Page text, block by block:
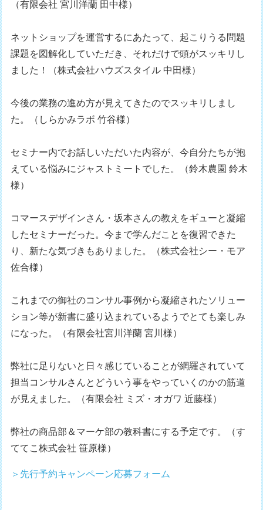
（有限会社 宮川洋蘭 田中様）
ネットショップを運営するにあたって、起こりうる問題
課題を図解化していただき、それだけで頭がスッキリし
ました！（株式会社ハウズスタイル 中田様）
今後の業務の進め方が見えてきたのでスッキリしまし
た。（しらかみラボ 竹谷様）
セミナー内でお話しいただいた内容が、今自分たちが抱
えている悩みにジャストミートでした。（鈴木農園 鈴木
様）
コマースデザインさん・坂本さんの教えをギューと凝縮
したセミナーだった。今まで学んだことを復習できた
り、新たな気づきもありました。（株式会社シー・モア
佐合様）
これまでの御社のコンサル事例から凝縮されたソリュー
ション等が新書に盛り込まれているようでとても楽しみ
になった。（有限会社宮川洋蘭 宮川様）
弊社に足りないと日々感じていることが網羅されていて
担当コンサルさんとどういう事をやっていくのかの筋道
が見えました。（有限会社 ミズ・オガワ 近藤様）
弊社の商品部＆マーケ部の教科書にする予定です。（す
ててこ株式会社 笹原様）
＞先行予約キャンペーン応募フォーム